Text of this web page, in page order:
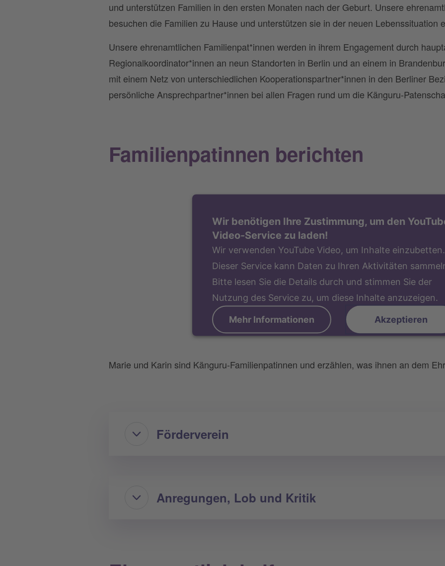
und unterstützen Familien in den ersten Monaten nach der Geburt. Unsere
besuchen die Familien zu Hause und unterstützen sie in der neuen Lebenssituation
Unsere ehrenamtlichen Familienpat*innen werden in ihrem Engagement durch
Regionalkoordinator*innen an neun Standorten in Berlin und an einem in
mit einem Netz von unterschiedlichen Kooperationspartner*innen in den Berliner
persönliche Ansprechpartner*innen bei allen Fragen rund um die Känguru-
Familienpatinnen berichten
Wir benötigen Ihre Zustimmung, um den
Video-Service zu laden!
Wir verwenden YouTube Video, um Inhalte einzubetten.
Dieser Service kann Daten zu Ihren Aktivitäten
Bitte lesen Sie die Details durch und stimmen Sie der
Nutzung des Service zu, um diese Inhalte anzuzeigen.
Mehr Informationen Akzeptieren
Marie und Karin sind Känguru-Familienpatinnen und erzählen, was ihnen an dem
Förderverein
Anregungen, Lob und Kritik